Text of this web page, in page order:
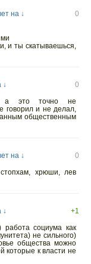
на ↓
0
и ты скатываешься,
↓
0
а это точно не
говорил и не делал,
общественным
на ↓
0
хрюши, лев
↓
+1
работа социума как
не сильного)
общества можно
которые к власти не